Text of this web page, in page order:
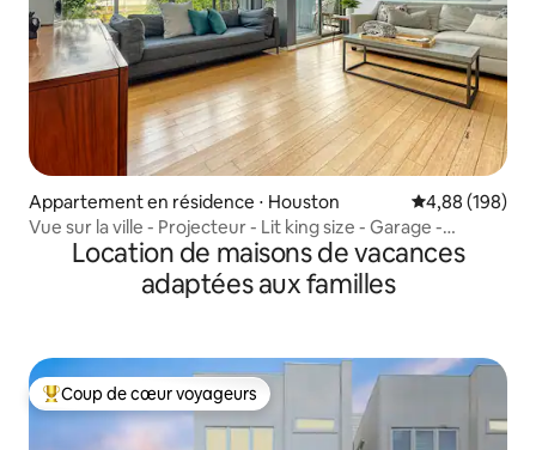
Appartement en résidence ⋅ Houston Évaluation
4,88 (198)
Vue sur la ville - Projecteur - Lit king size - Garage -
Divertissement
Location de maisons de vacances
adaptées aux familles
Coups de cœur voyageurs les plus appréciés
Coup de cœur voyageurs